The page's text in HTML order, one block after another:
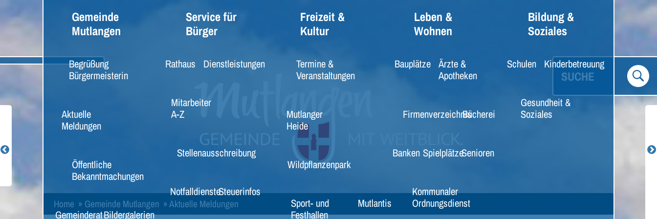
SUCHE
Gemeinde
Mutlangen
Begrüßung
Bürgermeisterin
Aktuelle
Meldungen
Öffentliche
Bekanntmachungen
GemeinderatBildergalerien
Service für
Bürger
Rathaus Dienstleistungen
Mitarbeiter
A-Z
Stellenausschreibung
NotfalldiensteSteuerinfos
Freizeit &
Kultur
Termine &
Veranstaltungen
Mutlanger
Heide
Wildpflanzenpark
Sport- und
Festhallen
Mutlantis
Leben &
Wohnen
Bauplätze Ärzte &
Apotheken
FirmenverzeichnisBücherei
Banken SpielplätzeSenioren
Kommunaler
Ordnungsdienst
Bildung &
Soziales
Schulen Kinderbetreuung
Gesundheit &
Soziales
Home » Gemeinde Mutlangen »Aktuelle Meldungen